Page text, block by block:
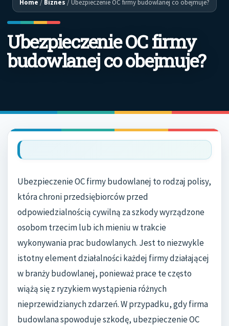
Home / Biznes /Ubezpieczenie OC firmy budowlanej co obejmuje?
Ubezpieczenie OC firmy
budowlanej co obejmuje?
Ubezpieczenie OC firmy budowlanej to rodzaj polisy,
która chroni przedsiębiorców przed
odpowiedzialnością cywilną za szkody wyrządzone
osobom trzecim lub ich mieniu w trakcie
wykonywania prac budowlanych. Jest to niezwykle
istotny element działalności każdej firmy działającej
w branży budowlanej, ponieważ prace te często
wiążą się z ryzykiem wystąpienia różnych
nieprzewidzianych zdarzeń. W przypadku, gdy firma
budowlana spowoduje szkodę, ubezpieczenie OC